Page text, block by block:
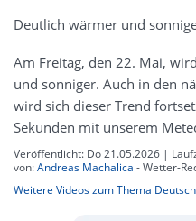
Deutlich wärmer und
Am Freitag, den 22. Mai,
und sonniger. Auch in den
wird sich dieser Trend
Sekunden mit unserem
Veröffentlicht: Do 21.05.2026 |
von:Andreas Machalica - Wetter-
Weitere Videos zum Thema